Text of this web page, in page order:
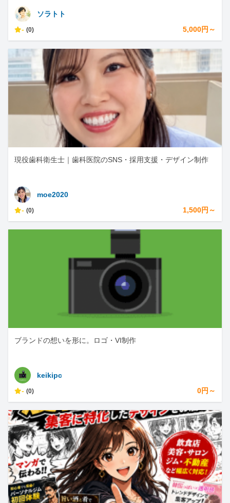
ソラトト
- (0) 5,000円～
現役歯科衛生士｜歯科医院のSNS・採用支援・デザイン制作
moe2020
- (0) 1,500円～
ブランドの想いを形に。ロゴ・VI制作
keikipc
- (0) 0円～